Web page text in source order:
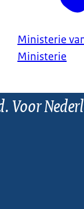
Ministerie
Ministerie
Voor